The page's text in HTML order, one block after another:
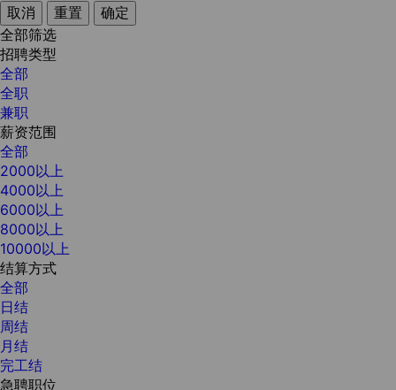
取消
重置
确定
全部筛选
招聘类型
全部
全职
兼职
薪资范围
全部
2000以上
4000以上
6000以上
8000以上
10000以上
结算方式
全部
日结
周结
月结
完工结
急聘职位